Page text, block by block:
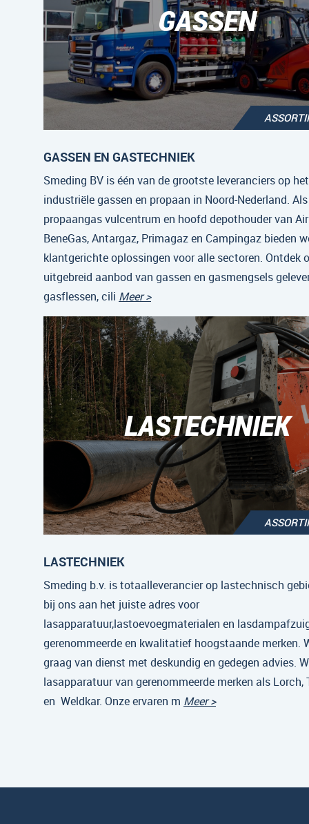
GASSEN
GASSEN EN GASTECHNIEK
Smeding BV is één van de grootste leveranciers op
industriële gassen en propaan in Noord-Nederland.
propaangas vulcentrum en hoofd depothouder van
BeneGas, Antargaz, Primagaz en Campingaz bieden
klantgerichte oplossingen voor alle sectoren. Ontdek
uitgebreid aanbod van gassen en gasmengsels
gasflessen, cili Meer >
LASTECHNIEK
LASTECHNIEK
Smeding b.v. is totaalleverancier op lastechnisch
bij ons aan het juiste adres voor
lasapparatuur,lastoevoegmaterialen en
gerenommeerde en kwalitatief hoogstaande merken.
graag van dienst met deskundig en gedegen advies.
lasapparatuur van gerenommeerde merken als Lorch,
en Weldkar. Onze ervaren m Meer >